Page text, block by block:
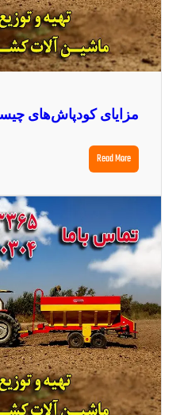
مزایای کودپاش‌های
Read More